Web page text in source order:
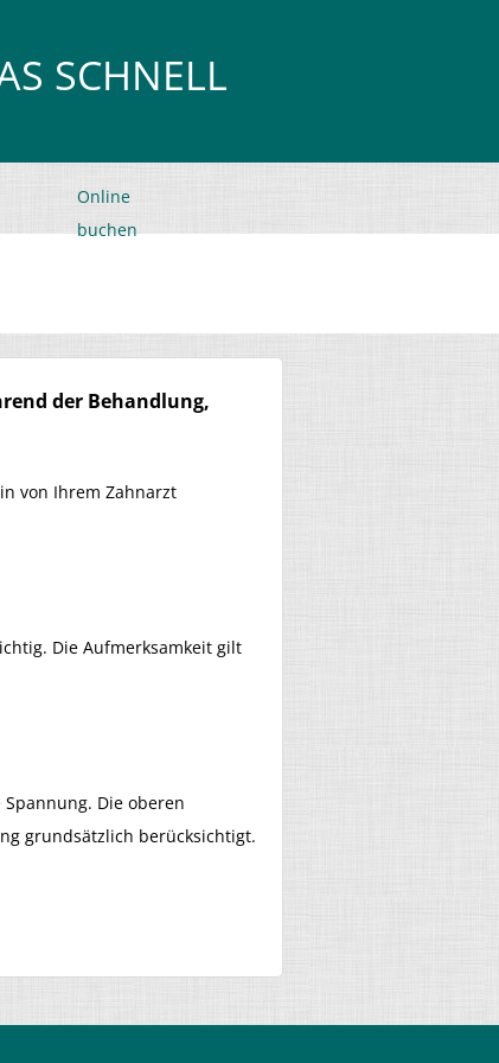
SCHNELL
Online
buchen
der Behandlung,
von Ihrem Zahnarzt
Die Aufmerksamkeit gilt
Die oberen
grundsätzlich berücksichtigt.